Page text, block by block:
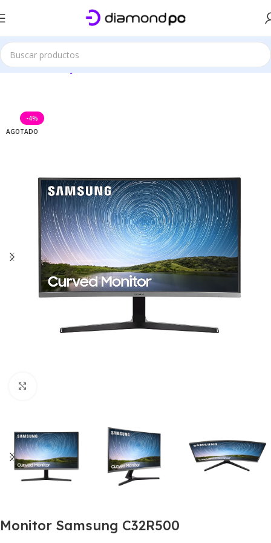
Inicio Monitores y Televisores Monitores Monitores 60Hz
-4%
AGOTADO
Monitor Samsung C32R500
Este sitio es solo demostrativo